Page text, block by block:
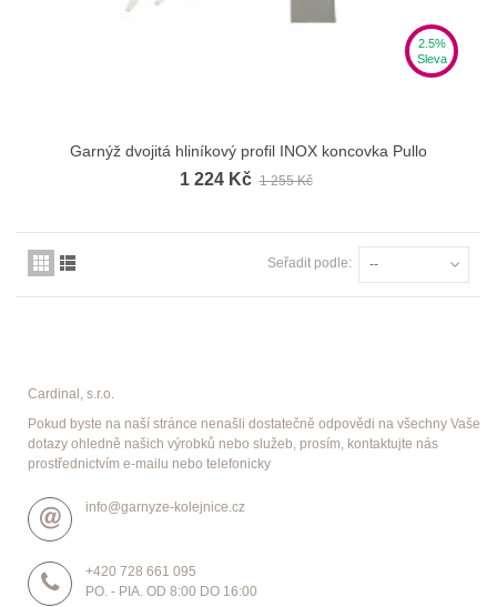
2.5%
Sleva
Garnýž dvojitá hliníkový profil INOX koncovka Pullo
1 224 Kč 1 255 Kč
Seřadit podle: --
Cardinal, s.r.o.
Pokud byste na naší stránce nenašli dostatečně odpovědi na všechny Vaše
dotazy ohledně našich výrobků nebo služeb, prosím, kontaktujte nás
prostřednictvím e-mailu nebo telefonicky
info@garnyze-kolejnice.cz
+420 728 661 095
PO. - PIA. OD 8:00 DO 16:00